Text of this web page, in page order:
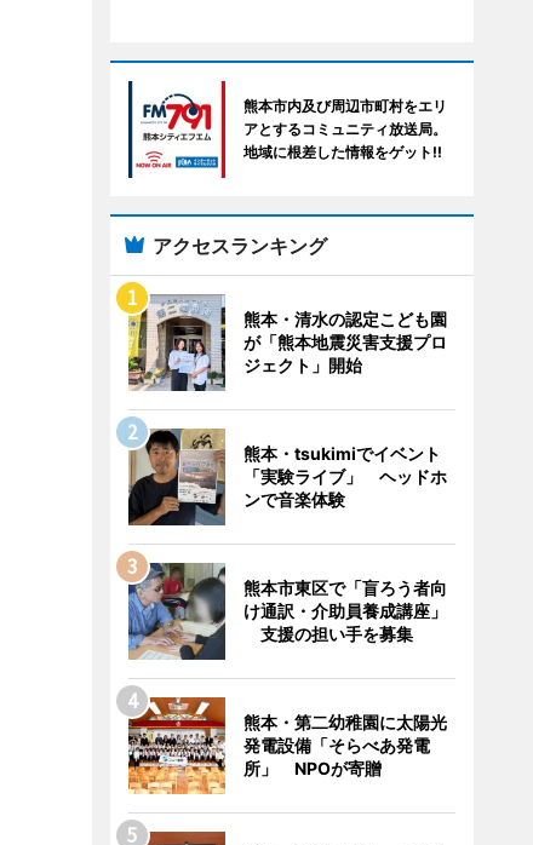
熊本市内及び周辺市町村をエリ
アとするコミュニティ放送局。
地域に根差した情報をゲット!!
アクセスランキング
熊本・清水の認定こども園
が「熊本地震災害支援プロ
ジェクト」開始
熊本・tsukimiでイベント
「実験ライブ」 ヘッドホ
ンで音楽体験
熊本市東区で「盲ろう者向
け通訳・介助員養成講座」
支援の担い手を募集
熊本・第二幼稚園に太陽光
発電設備「そらべあ発電
所」 NPOが寄贈